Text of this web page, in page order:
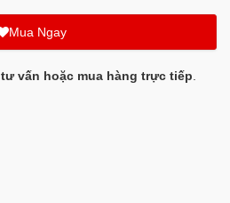
Mua Ngay
tư vấn hoặc mua hàng trực tiếp